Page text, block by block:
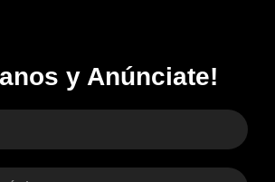
y Anúnciate!